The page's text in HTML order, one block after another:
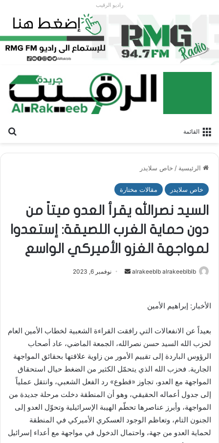
راديو الرقيب
القائمة
الرئيسية / خاص سلايدر
خاص سلايدر مقالات مختارة
السيد نصرالله يقرأ العدو ميتاً من
دون حماية الغرب اللصيقة: إستعدوا
لمواجهة الغزو الأميركي الواسع
alrakeeblb alrakeeblblb
ر
ي
ا
إ
ك
ر
و
نوفمبر 6, 2023
الأخبار: إبراهيم الأمين
بعيداً عن الانفعالات التي رافقت القراءة الشعبية لخطاب الأمين العام
لحزب الله السيد حسن نصرالله، الجمعة الماضي، عاد أصحاب
الرؤوس الباردة إلى تقييم الأمور من زاوية علاقتها بحقائق المواجهة
الجارية. فحزب الله الذي يتحمّل الكثير من الضغط حيال استحقاق
المواجهة مع العدو، تجاوز «قطوع» رد الفعل الشعبي، وانتقل عملياً
إلى جدول أعماله الحقيقي، وهو أن المنطقة دخلت مرحلة جديدة من
المواجهة، وأبرز عناصرها تحطّم الهيبة الإسرائيلية وتحوّل العدو إلى
الجنون التام، وتعاظم الوجود العسكري الأميركي في المنطقة
لحماية العدو من جهة، واحتمال الدخول في مواجهة مع أعداء إسرائيل